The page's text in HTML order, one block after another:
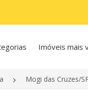
Imóveis mais
Mogi das Cruzes/